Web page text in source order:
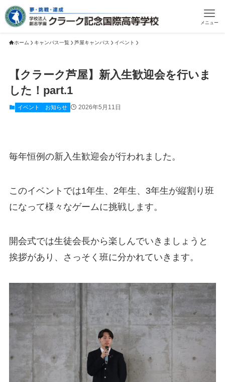
メニュー
ホーム キャンパス一覧 芦屋キャンパス イベント
【クラーク芦屋】新入生歓迎会を行いま
した！part.1
イベント お知らせ 2026年5月11日
毎年恒例の新入生歓迎会が行われました。
このイベントでは1年生、2年生、3年生が縦割り班
になって様々なゲームに挑戦します。
開会式では生徒会長から楽しんでいきましょうと
挨拶があり、さっそく班に分かれていきます。